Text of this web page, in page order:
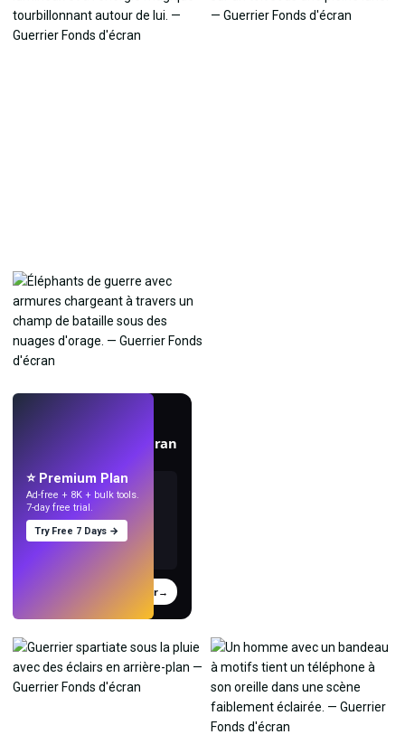
Créez des fonds d'écran
Essayer→
⭐ Premium Plan
Ad-free + 8K + bulk tools.
7-day free trial.
Try Free 7 Days →